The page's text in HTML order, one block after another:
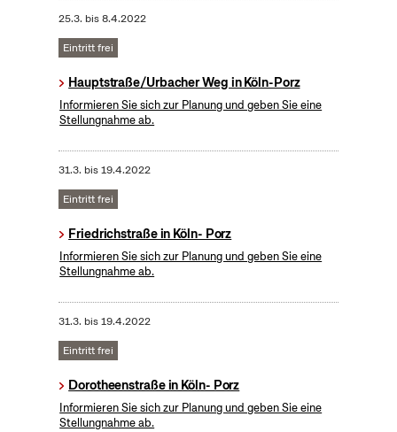
25.3. bis8.4.2022
Eintritt frei
Hauptstraße/Urbacher Weg in Köln-Porz
Informieren Sie sich zur Planung und geben Sie eine
Stellungnahme ab.
31.3. bis19.4.2022
Eintritt frei
Friedrichstraße in Köln- Porz
Informieren Sie sich zur Planung und geben Sie eine
Stellungnahme ab.
31.3. bis19.4.2022
Eintritt frei
Dorotheenstraße in Köln- Porz
Informieren Sie sich zur Planung und geben Sie eine
Stellungnahme ab.